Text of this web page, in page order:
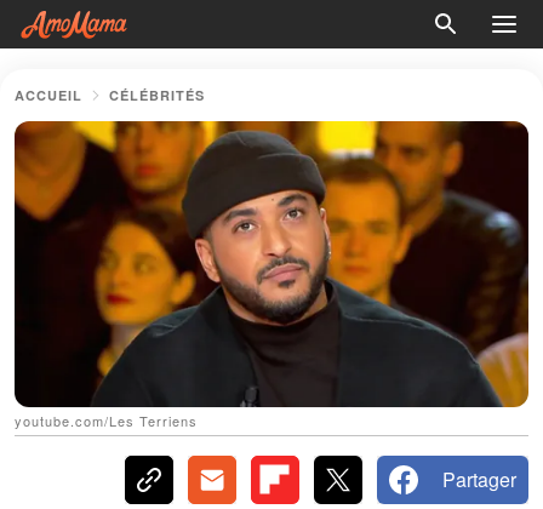
ACCUEIL CÉLÉBRITÉS
youtube.com/Les Terriens
Partager